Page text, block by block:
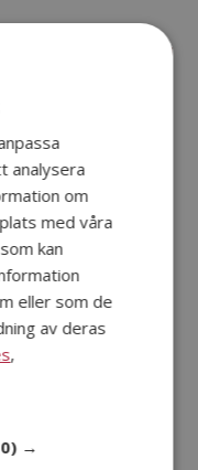
dig helt trygg
analysera
om
med våra
kan
eller som de
av deras
,
→